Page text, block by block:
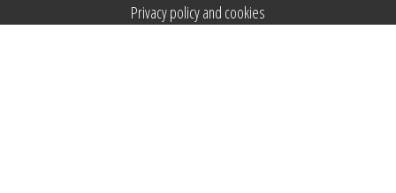
Privacy policy and cookies